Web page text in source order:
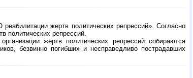
жертв политических репрессий». Согласно
политических репрессий.
жертв политических репрессий собираются
безвинно погибших и несправедливо пострадавших